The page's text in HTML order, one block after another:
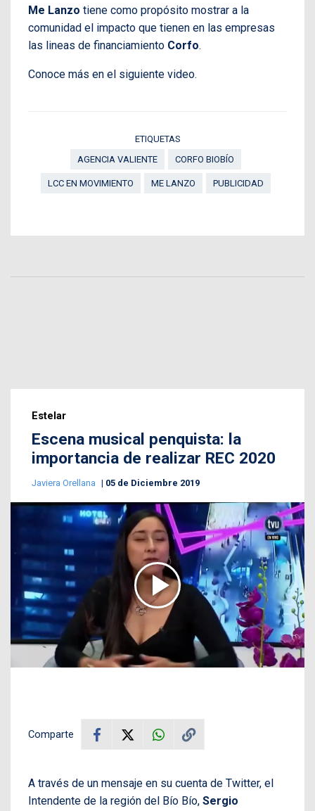
Me Lanzo tiene como propósito mostrar a la
comunidad el impacto que tienen en las empresas
las lineas de financiamiento Corfo.
Conoce más en el siguiente video.
ETIQUETAS
AGENCIA VALIENTE
CORFO BIOBÍO
LCC EN MOVIMIENTO ME LANZO PUBLICIDAD
Estelar
Escena musical penquista: la
importancia de realizar REC 2020
Javiera Orellana 05 de Diciembre 2019
Comparte
A través de un mensaje en su cuenta de Twitter, el
Intendente de la región del Bío Bío, Sergio